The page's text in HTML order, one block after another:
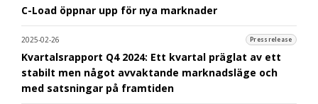
C-Load öppnar upp för nya marknader
2025-02-26 Pressrelease
Kvartalsrapport Q4 2024: Ett kvartal präglat av ett
stabilt men något avvaktande marknadsläge och
med satsningar på framtiden